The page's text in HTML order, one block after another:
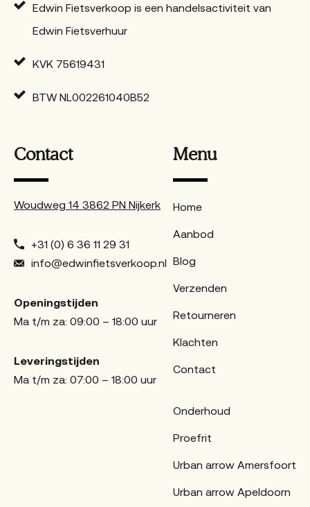
Edwin Fietsverkoop is een handelsactiviteit van
Edwin Fietsverhuur
KVK 75619431
BTW NL002261040B52
Contact
Woudweg 14 3862 PN Nijkerk
+31 (0) 6 36 11 29 31
info@edwinfietsverkoop.nl
Openingstijden
Ma t/m za: 09:00 – 18:00 uur
Leveringstijden
Ma t/m za: 07:00 – 18:00 uur
Menu
Home
Aanbod
Blog
Verzenden
Retourneren
Klachten
Contact
Onderhoud
Proefrit
Urban arrow Amersfoort
Urban arrow Apeldoorn